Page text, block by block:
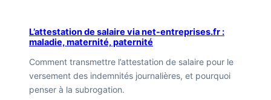
L’attestation de salaire via net-entreprises.fr :
maladie, maternité, paternité
Comment transmettre l’attestation de salaire pour le
versement des indemnités journalières, et pourquoi
penser à la subrogation.